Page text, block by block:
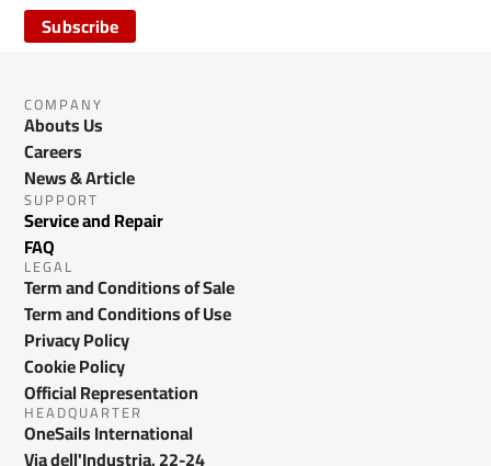
Subscribe
COMPANY
Abouts Us
Careers
News & Article
SUPPORT
Service and Repair
FAQ
LEGAL
Term and Conditions of Sale
Term and Conditions of Use
Privacy Policy
Cookie Policy
Official Representation
HEADQUARTER
OneSails International
Via dell'Industria, 22-24